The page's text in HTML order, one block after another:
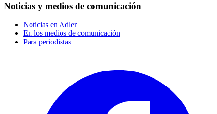
Noticias y medios de comunicación
Noticias en Adler
En los medios de comunicación
Para periodistas